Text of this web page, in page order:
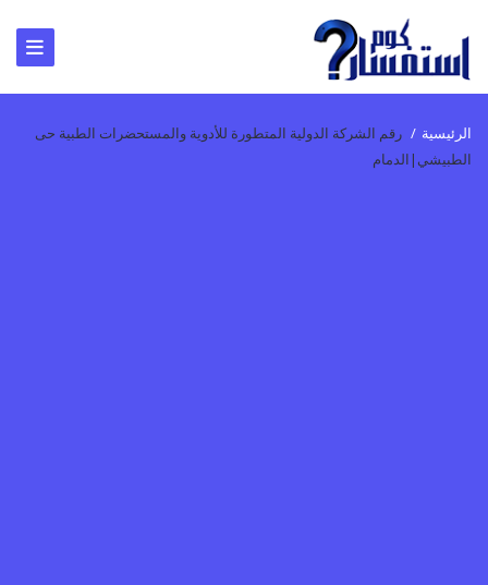
الرئيسية / رقم الشركة الدولية المتطورة للأدوية والمستحضرات الطبية حى
الطبيشي|الدمام